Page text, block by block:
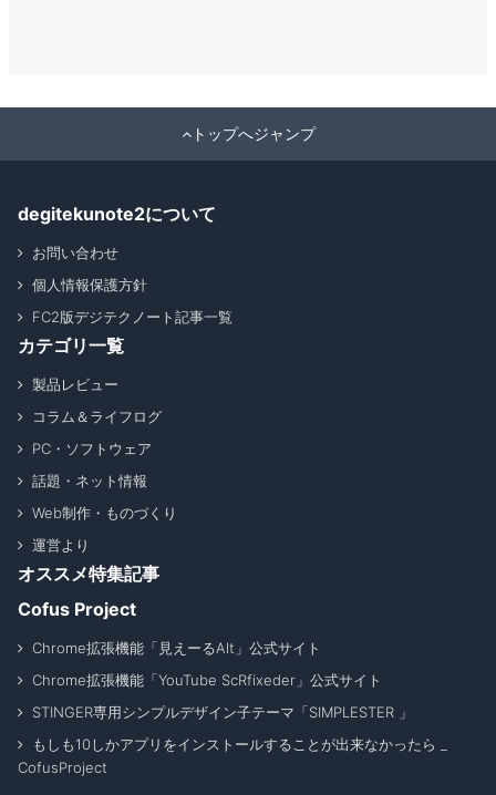
トップへジャンプ
degitekunote2について
お問い合わせ
個人情報保護方針
FC2版デジテクノート記事一覧
カテゴリ一覧
製品レビュー
コラム＆ライフログ
PC・ソフトウェア
話題・ネット情報
Web制作・ものづくり
運営より
オススメ特集記事
Cofus Project
Chrome拡張機能「見えーるAlt」公式サイト
Chrome拡張機能「YouTube ScRfixeder」公式サイト
STINGER専用シンプルデザイン子テーマ「SIMPLESTER 」
もしも10しかアプリをインストールすることが出来なかったら _
CofusProject